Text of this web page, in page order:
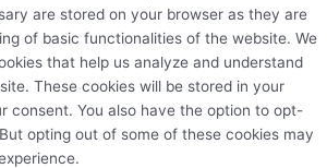
are stored on your browser as they are
of basic functionalities of the website. We
that help us analyze and understand
These cookies will be stored in your
consent. You also have the option to opt-
opting out of some of these cookies may